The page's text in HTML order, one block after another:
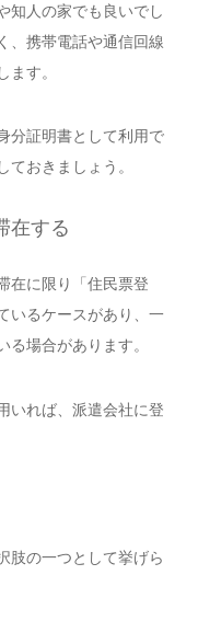
知人の家でも良いでし
、携帯電話や通信回線
ます。
分証明書として利用で
ておきましょう。
在する
在に限り「住民票登
いるケースがあり、一
場合があります。
いれば、派遣会社に登
肢の一つとして挙げら